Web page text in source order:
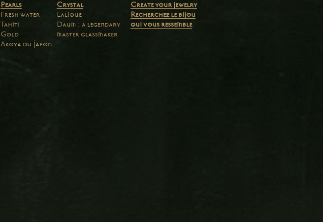
Pearls
Fresh water
Tahiti
Gold
Akoya du Japon
Crystal
Lalique
Daum : a legendary
master glassmaker
Create your jewelry
Recherchez le bijou
qui vous ressemble